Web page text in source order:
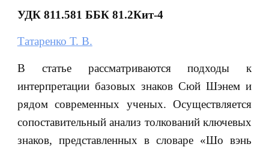
УДК 811.581 ББК 81.2Кит-4
Татаренко Т. В.
В статье рассматриваются подходы к
интерпретации базовых знаков Сюй Шэнем и
рядом современных ученых. Осуществляется
сопоставительный анализ толкований ключевых
знаков, представленных в словаре «Шо вэнь